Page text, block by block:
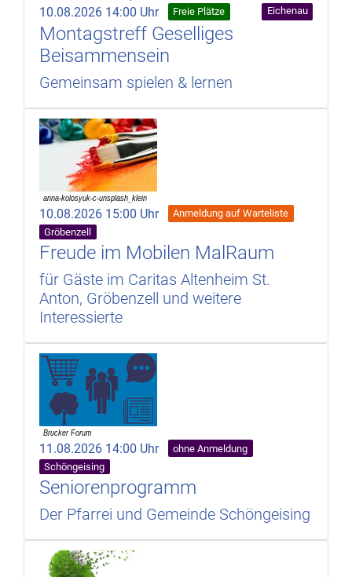
10.08.2026 14:00 Uhr Freie Plätze Eichenau
Montagstreff Geselliges
Beisammensein
Gemeinsam spielen & lernen
10.08.2026 15:00 Uhr
Anmeldung auf Warteliste
Gröbenzell
Freude im Mobilen MalRaum
für Gäste im Caritas Altenheim St.
Anton, Gröbenzell und weitere
Interessierte
11.08.2026 14:00 Uhr
ohne Anmeldung
Schöngeising
Seniorenprogramm
Der Pfarrei und Gemeinde Schöngeising